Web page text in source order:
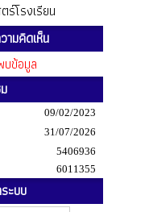
โรงเรียน
ามคิดเห็น
บข้อมูล
09/02/2023
31/07/2026
5406936
6011355
ะบบ